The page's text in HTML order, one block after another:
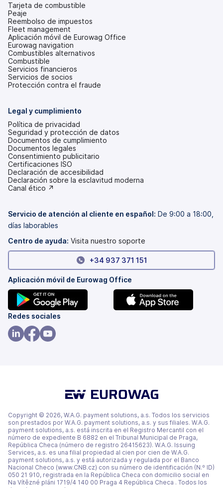
Tarjeta de combustible
Peaje
Reembolso de impuestos
Fleet management
Aplicación móvil de Eurowag Office
Eurowag navigation
Combustibles alternativos
Combustible
Servicios financieros
Servicios de socios
Protección contra el fraude
Legal y cumplimiento
Política de privacidad
Seguridad y protección de datos
Documentos de cumplimiento
Documentos legales
Consentimiento publicitario
Certificaciones ISO
Declaración de accesibilidad
(se
abre
pestaña
Declaración sobre la esclavitud moderna
(se
una
nueva)
Canal ético ↗
Servicio de atención al cliente en español: De 9:00 a 18:00,
días laborables
Centro de ayuda: Visita nuestro soporte
+34 937 371 151
Aplicación móvil de Eurowag Office
(se
abre
en
Redes sociales
pestaña
Copyright © 2026, W.A.G. payment solutions, a.s. Todos los servicios
son prestados por W.A.G. payment solutions, a.s. y sus filiales. W.A.G.
payment solutions, a.s. está inscrita en el Registro Mercantil con el
número de expediente B 6882 en el Tribunal Municipal de Praga,
República Checa (número de registro 26415623). W.A.G. Issuing
Services, a.s. es una filial propiedad al cien por cien de W.A.G.
payment solutions, a.s. y está autorizada y regulada por el Banco
Nacional Checo (www.CNB.cz) con su número de identificación (N.º ID)
050 21 910, registrada en la República Checa con domicilio social en
Na Vítězné pláni 1719/4 140 00 Praga 4 República Checa . Todos los